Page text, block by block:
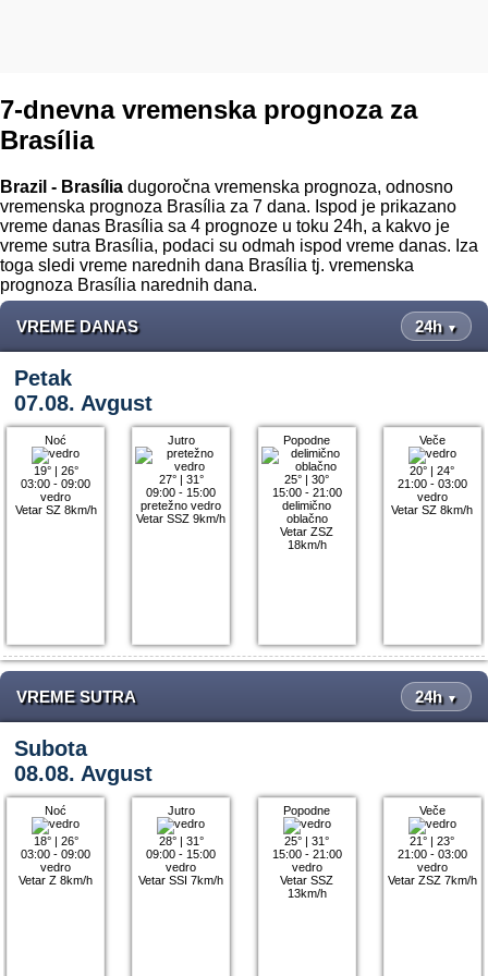
7-dnevna vremenska prognoza za
Brasília
Brazil - Brasília dugoročna vremenska prognoza, odnosno
vremenska prognoza Brasília za 7 dana. Ispod je prikazano
vreme danas Brasília sa 4 prognoze u toku 24h, a kakvo je
vreme sutra Brasília, podaci su odmah ispod vreme danas. Iza
toga sledi vreme narednih dana Brasília tj. vremenska
prognoza Brasília narednih dana.
VREME DANAS 24h ▼
Petak
07.08. Avgust
Noć
19°| 26°
03:00 - 09:00
vedro
Vetar SZ 8km/h
Jutro
27°| 31°
09:00 - 15:00
pretežno vedro
Vetar SSZ 9km/h
Popodne
25° |30°
15:00 - 21:00
delimično
oblačno
Vetar ZSZ
18km/h
Veče
20° |24°
21:00 - 03:00
vedro
Vetar SZ 8km/h
VREME SUTRA 24h ▼
Subota
08.08. Avgust
Noć
18°| 26°
03:00 - 09:00
vedro
Vetar Z 8km/h
Jutro
28°| 31°
09:00 - 15:00
vedro
Vetar SSI 7km/h
Popodne
25° |31°
15:00 - 21:00
vedro
Vetar SSZ
13km/h
Veče
21° |23°
21:00 - 03:00
vedro
Vetar ZSZ 7km/h